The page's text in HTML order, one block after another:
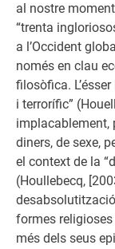
al nostre
“trenta
a l’Occident
només en clau
filosòfica.
i terrorífic”
implacablement,
diners, de sexe,
el context de la
(Houllebecq,
formes
més dels seus